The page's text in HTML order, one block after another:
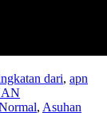
dari, apn
, Asuhan